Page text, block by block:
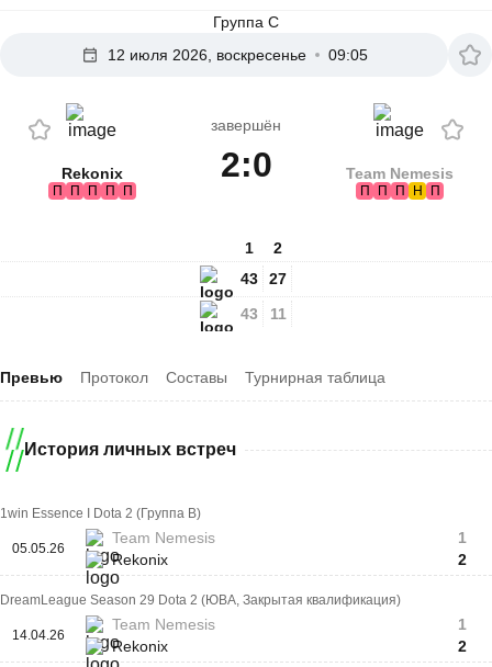
Группа C
12 июля 2026, воскресенье
09:05
Rekonix
П П П П П
завершён
2:0 Team Nemesis
П П П Н П
1
43
43
2
27
11
Превью Протокол Составы Турнирная таблица
История личных встреч
1win Essence I Dota 2 (Группа B)
05.05.26
Team Nemesis
Rekonix
1
2
DreamLeague Season 29 Dota 2 (ЮВА, Закрытая квалификация)
14.04.26
Team Nemesis
Rekonix
1
2